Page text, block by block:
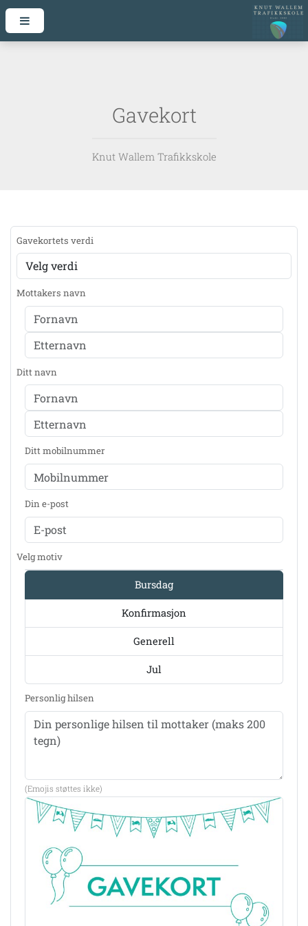
Gavekort
Knut Wallem Trafikkskole
Gavekortets verdi
Mottakers navn
Ditt navn
Ditt mobilnummer
Din e-post
Velg motiv
Bursdag
Konfirmasjon
Generell
Jul
Personlig hilsen
(Emojis støttes ikke)